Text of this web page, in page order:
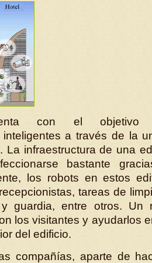
con el objetivo
a través de la
La infraestructura de una
bastante
los robots en estos
tareas de
guardia, entre otros. Un
los visitantes y ayudarlos
del edificio.
compañías, aparte de